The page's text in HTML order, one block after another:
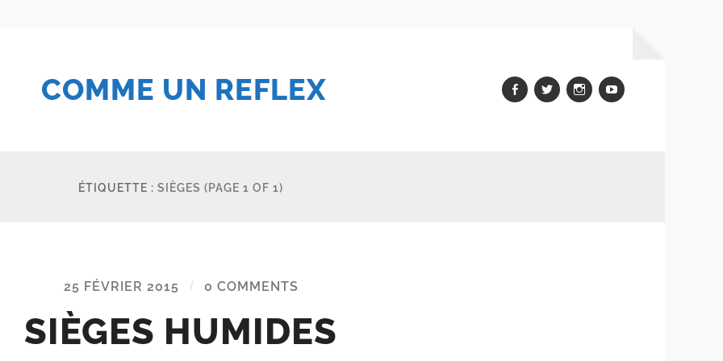
COMME UN REFLEX Facebook
TwitterInstagram
youtube
ÉTIQUETTE : SIÈGES (PAGE 1 OF 1)
25 FÉVRIER 2015 / 0 COMMENTS
SIÈGES HUMIDES